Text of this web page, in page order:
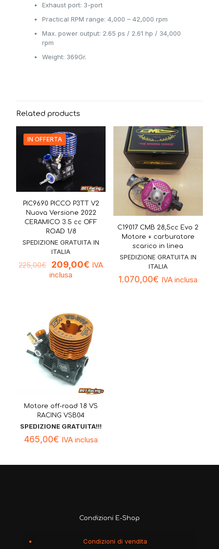
Exhaust port: 3-port
Practical RPM range: 4,000 – 42,000 rpm
Max. power output: 2.65 ps / 2.61 hp / 34,000
rpm
Weight: 369Gr.
Related products
IN OFFERTA
PIC9690 PICCO P3TT V2
Nuova Versione 2022
CERAMICO 3.5 cc OFF
ROAD 1/8
SPEDIZIONE GRATUITA IN
ITALIA
225,00€ 209,00€ IVA
inclusa
C19017 CMB 28,5cc Evo 2
Motore + carburatore
scarico in linea
SPEDIZIONE GRATUITA IN
ITALIA
1.070,00€ IVA inclusa
Motore off-road 1:8 VS
RACING VSB04
SPEDIZIONE GRATUITA!!!
465,00€ IVA inclusa
Condizioni E-Shop
Condizioni di vendita